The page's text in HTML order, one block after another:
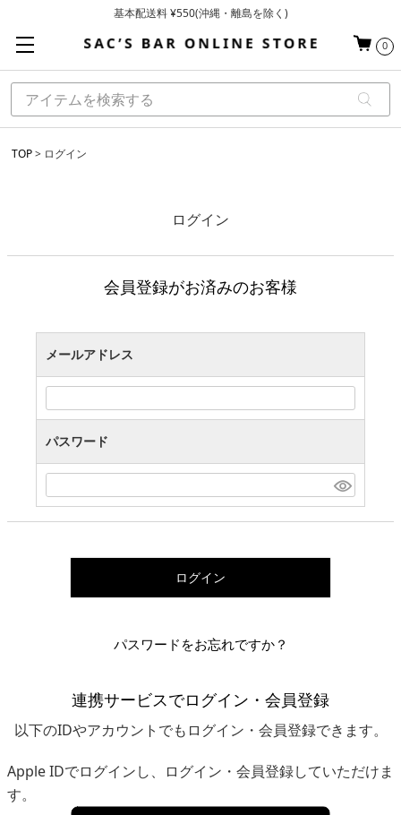
基本配送料 ¥550(沖縄・離島を除く)
お買い上げ合計¥3,980以上で送料無料
0
TOP ログイン
ログイン
会員登録がお済みのお客様
メールアドレス
パスワード
ログイン
パスワードをお忘れですか？
連携サービスでログイン・会員登録
以下のIDやアカウントでもログイン・会員登録できます。
Apple IDでログインし、ログイン・会員登録していただけま
す。